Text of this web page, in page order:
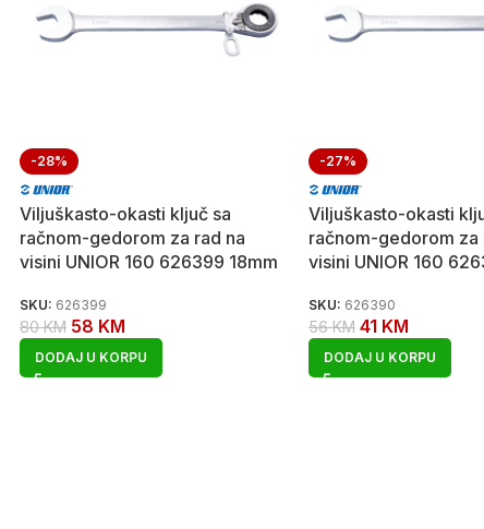
-28%
Viljuškasto-okasti ključ sa
račnom-gedorom za rad na
visini UNIOR 160 626399 18mm
SKU: 626399
80KM 58 KM
DODAJ U KORPU
-27%
Viljuškasto-okasti
račnom-gedorom za
visini UNIOR 160
SKU: 626390
56KM 41 KM
DODAJ U KORPU